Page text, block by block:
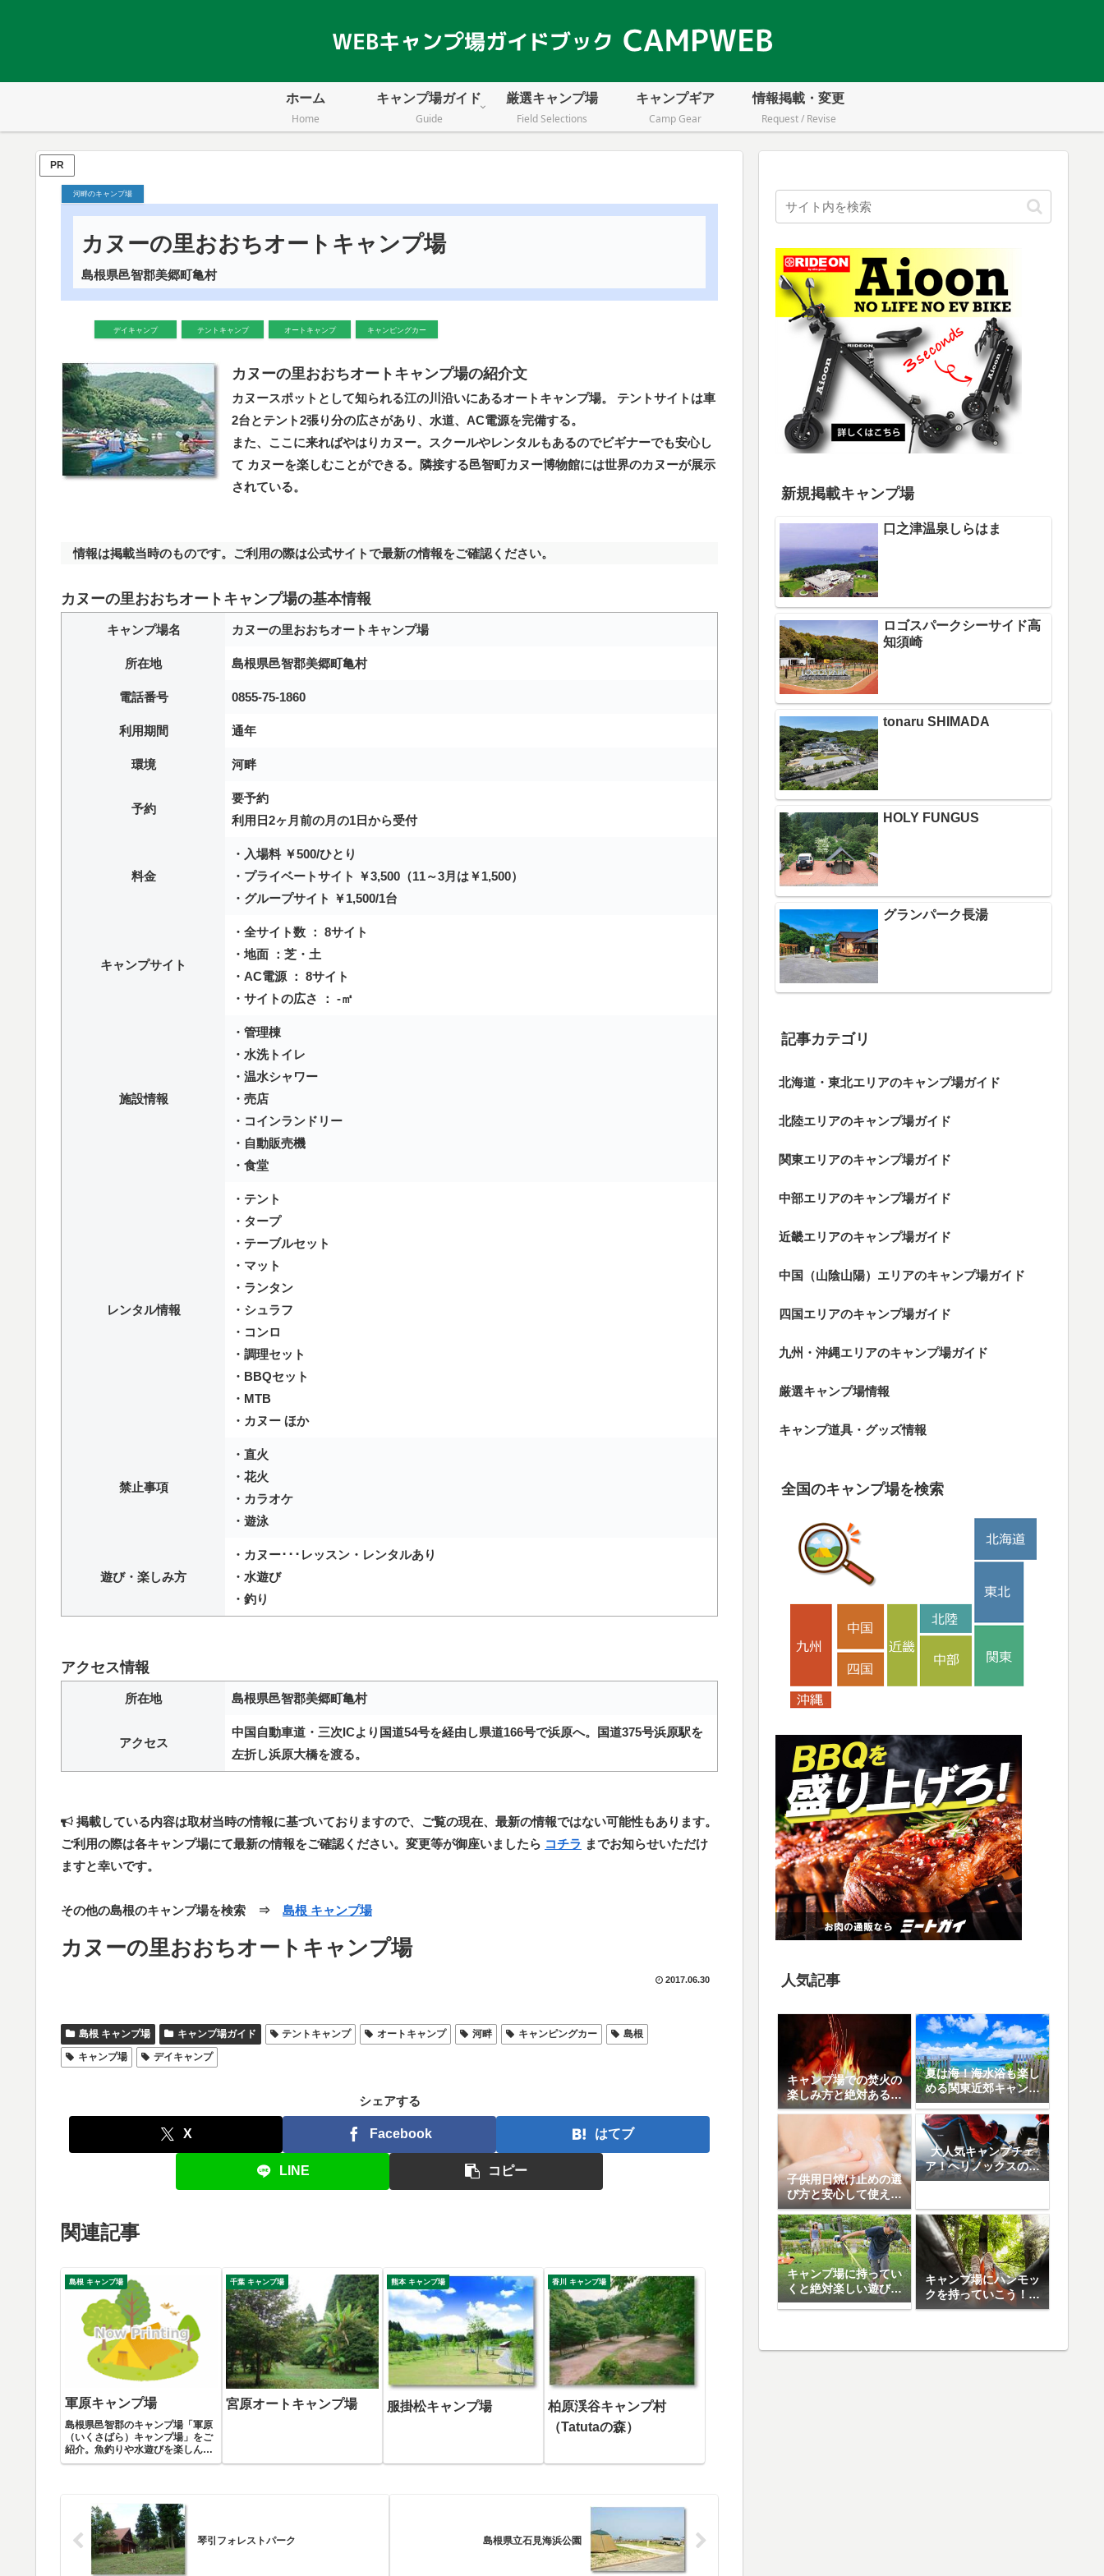
ホーム
Home
キャンプ場ガイド
Guide
厳選キャンプ場
Field Selections
キャンプギア
Camp Gear
情報掲載・変更
Request / Revise
PR
河畔のキャンプ場
カヌーの里おおちオートキャンプ場
島根県邑智郡美郷町亀村
デイキャンプ テントキャンプ オートキャンプ キャンピングカー
カヌーの里おおちオートキャンプ場の紹介文
カヌースポットとして知られる江の川沿いにあるオートキャンプ場。 テントサイトは車
2台とテント2張り分の広さがあり、水道、AC電源を完備する。
また、ここに来ればやはりカヌー。スクールやレンタルもあるのでビギナーでも安心し
て カヌーを楽しむことができる。隣接する邑智町カヌー博物館には世界のカヌーが展示
されている。
情報は掲載当時のものです。ご利用の際は公式サイトで最新の情報をご確認ください。
カヌーの里おおちオートキャンプ場の基本情報
キャンプ場名 カヌーの里おおちオートキャンプ場
所在地 島根県邑智郡美郷町亀村
電話番号 0855-75-1860
利用期間 通年
環境 河畔
予約
要予約
利用日2ヶ月前の月の1日から受付
料金
・入場料 ￥500/ひとり
・プライベートサイト ￥3,500（11～3月は￥1,500）
・グループサイト ￥1,500/1台
キャンプサイト
・全サイト数 ： 8サイト
・地面 ：芝・土
・AC電源 ： 8サイト
・サイトの広さ ： -㎡
施設情報
・管理棟
・水洗トイレ
・温水シャワー
・売店
・コインランドリー
・自動販売機
・食堂
レンタル情報
・テント
・タープ
・テーブルセット
・マット
・ランタン
・シュラフ
・コンロ
・調理セット
・BBQセット
・MTB
・カヌー ほか
禁止事項
・直火
・花火
・カラオケ
・遊泳
遊び・楽しみ方
・カヌー･･･レッスン・レンタルあり
・水遊び
・釣り
アクセス情報
所在地 島根県邑智郡美郷町亀村
アクセス
中国自動車道・三次ICより国道54号を経由し県道166号で浜原へ。国道375号浜原駅を
左折し浜原大橋を渡る。
掲載している内容は取材当時の情報に基づいておりますので、ご覧の現在、最新の情報ではない可能性もあります。
ご利用の際は各キャンプ場にて最新の情報をご確認ください。変更等が御座いましたら コチラ までお知らせいただけ
ますと幸いです。
その他の島根のキャンプ場を検索 ⇒ 島根 キャンプ場
カヌーの里おおちオートキャンプ場
2017.06.30
島根 キャンプ場 キャンプ場ガイド テントキャンプ オートキャンプ 河畔 キャンピングカー
島根
キャンプ場
デイキャンプ
シェアする
X Facebook はてブ
LINE コピー
関連記事
島根 キャンプ場
軍原キャンプ場
島根県邑智郡のキャンプ場「軍原
（いくさばら）キャンプ場」をご
紹介。魚釣りや水遊びを楽しんだ
り、周囲の森での昆虫採取や珍し
千葉 キャンプ場
宮原オートキャンプ場
熊本 キャンプ場
服掛松キャンプ場
香川 キャンプ場
柏原渓谷キャンプ村
（Tatutaの森）
琴引フォレストパーク 島根県立石見海浜公園
新規掲載キャンプ場
口之津温泉しらはま
ロゴスパークシーサイド高
知須崎
tonaru SHIMADA
HOLY FUNGUS
グランパーク長湯
記事カテゴリ
北海道・東北エリアのキャンプ場ガイド
北陸エリアのキャンプ場ガイド
関東エリアのキャンプ場ガイド
中部エリアのキャンプ場ガイド
近畿エリアのキャンプ場ガイド
中国（山陰山陽）エリアのキャンプ場ガイド
四国エリアのキャンプ場ガイド
九州・沖縄エリアのキャンプ場ガイド
厳選キャンプ場情報
キャンプ道具・グッズ情報
全国のキャンプ場を検索
人気記事
キャンプ場での焚火の
楽しみ方と絶対あると
便利なアイテム8選
夏は海！海水浴も楽し
める関東近郊キャンプ
場10選
子供用日焼け止めの選
び方と安心して使える
日焼け止め5選
大人気キャンプチェ
ア！ヘリノックスの魅
力と人気の5モデル徹
キャンプ場に持ってい
くと絶対楽しい遊び道
具10選
キャンプ場にハンモッ
クを持っていこう！お
すすめハンモック5選